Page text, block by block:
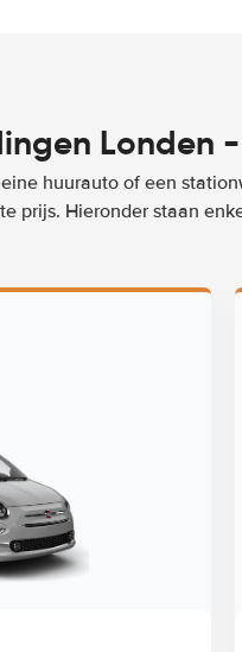
Londen
huurauto of een
prijs. Hieronder staan